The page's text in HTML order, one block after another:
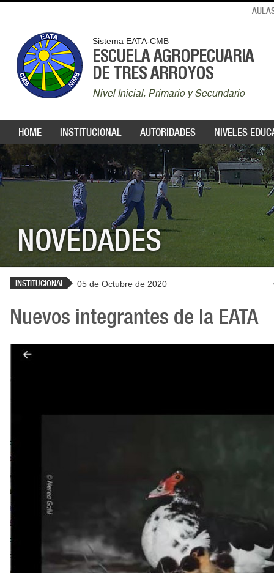
Sistema EATA-CMB
ESCUELA AGROPECUARIA
DE TRES ARROYOS
Nivel Inicial, Primario y Secundario
HOME INSTITUCIONAL AUTORIDADES NIVELES
NOVEDADES
INSTITUCIONAL 05 de Octubre de 2020
Nuevos integrantes de la EATA